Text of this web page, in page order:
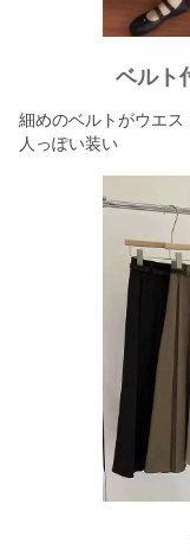
ベルト
細めのベルトがウエ
人っぽい装い